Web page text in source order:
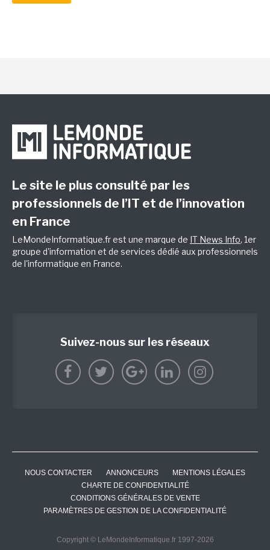
Le site le plus consulté par les
professionnels de l’IT et de l’innovation
en France
LeMondeInformatique.fr est une marque de IT News Info, 1er
groupe d'information et de services dédié aux professionnels
de l'informatique en France.
Suivez-nous sur les réseaux
NOUS CONTACTER ANNONCEURS
MENTIONS LÉGALES
CHARTE DE CONFIDENTIALITÉ
CONDITIONS GÉNÉRALES DE VENTE
PARAMÈTRES DE GESTION DE LA CONFIDENTIALITÉ
Copyright © LeMondeInformatique.fr 1997-2026